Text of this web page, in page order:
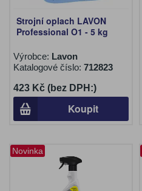
Strojní oplach LAVON
Professional O1 - 5 kg
Výrobce: Lavon
Katalogové číslo: 712823
423 Kč (bez DPH:)
Koupit
Novinka